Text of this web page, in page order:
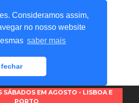
Consideramos assim,
no nosso website
saber mais
fechar
SÁBADOS EM AGOSTO - LISBOA E
PORTO